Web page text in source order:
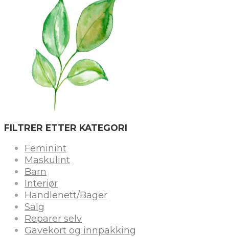
FILTRER ETTER KATEGORI
Feminint
Maskulint
Barn
Interiør
Handlenett/Bager
Salg
Reparer selv
Gavekort og innpakking